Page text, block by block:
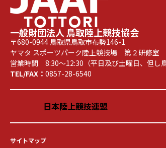
一般財団法人 鳥取陸上競技協会
〒680-0944 鳥取県鳥取市布勢146-1
ヤマタ スポーツパーク陸上競技場 第２研修室
営業時間 8:30～12:30（平日及び土曜日、但し
TEL/FAX： 0857-28-6540
日本陸上競技連盟
サイトマップ